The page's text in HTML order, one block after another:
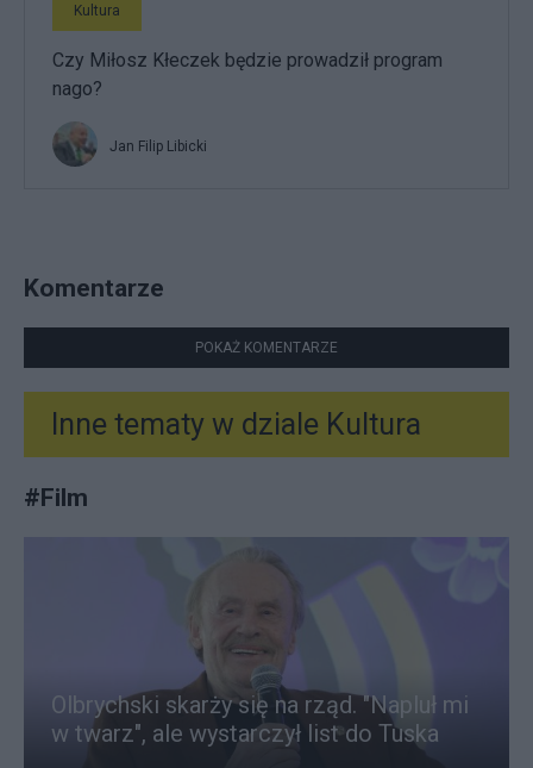
Kultura
Czy Miłosz Kłeczek będzie prowadził program
nago?
Jan Filip Libicki
Komentarze
POKAŻ KOMENTARZE
Inne tematy w dziale Kultura
#Film
Olbrychski skarży się na rząd. "Napluł mi
w twarz", ale wystarczył list do Tuska